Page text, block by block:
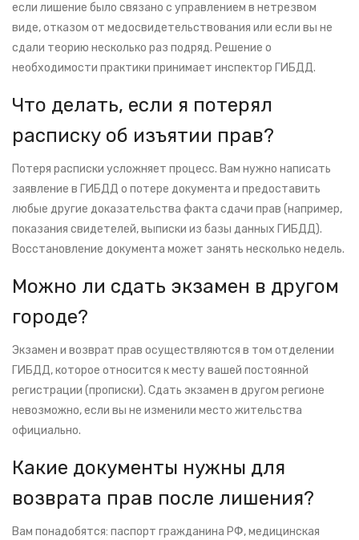
если лишение было связано с управлением в нетрезвом
виде, отказом от медосвидетельствования или если вы не
сдали теорию несколько раз подряд. Решение о
необходимости практики принимает инспектор ГИБДД.
Что делать, если я потерял
расписку об изъятии прав?
Потеря расписки усложняет процесс. Вам нужно написать
заявление в ГИБДД о потере документа и предоставить
любые другие доказательства факта сдачи прав (например,
показания свидетелей, выписки из базы данных ГИБДД).
Восстановление документа может занять несколько недель.
Можно ли сдать экзамен в другом
городе?
Экзамен и возврат прав осуществляются в том отделении
ГИБДД, которое относится к месту вашей постоянной
регистрации (прописки). Сдать экзамен в другом регионе
невозможно, если вы не изменили место жительства
официально.
Какие документы нужны для
возврата прав после лишения?
Вам понадобятся: паспорт гражданина РФ, медицинская